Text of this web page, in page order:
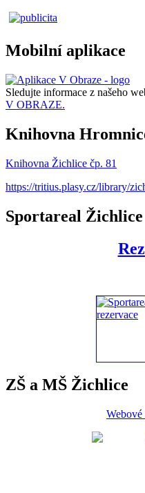
Mobilní aplikace
Sledujte informace z našeho
V OBRAZE.
Knihovna
Knihovna Žichlice čp. 81
https://tritius.plasy.cz/library/
Sportareal Žichlice
ZŠ a MŠ Žichlice